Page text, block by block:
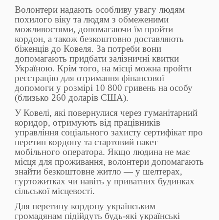
Волонтери надають особливу увагу людям
похилого віку та людям з обмеженими
можливостями, допомагаючи їм пройти
кордон, а також безкоштовно доставляють
біженців до Ковеля. За потреби вони
допомагають придбати залізничні квитки
Україною. Крім того, на місці можна пройти
реєстрацію для отримання фінансової
допомоги у розмірі 10 800 гривень на особу
(близько 260 доларів США).
У Ковелі, які повернулися через гуманітарний
коридор, отримують від працівників
управління соціального захисту сертифікат про
перетин кордону та стартовий пакет
мобільного оператора. Якщо людина не має
місця для проживання, волонтери допомагають
знайти безкоштовне житло — у шелтерах,
гуртожитках чи навіть у приватних будинках
сільської місцевості.
Для перетину кордону українським
громадянам підійдуть будь-які українські